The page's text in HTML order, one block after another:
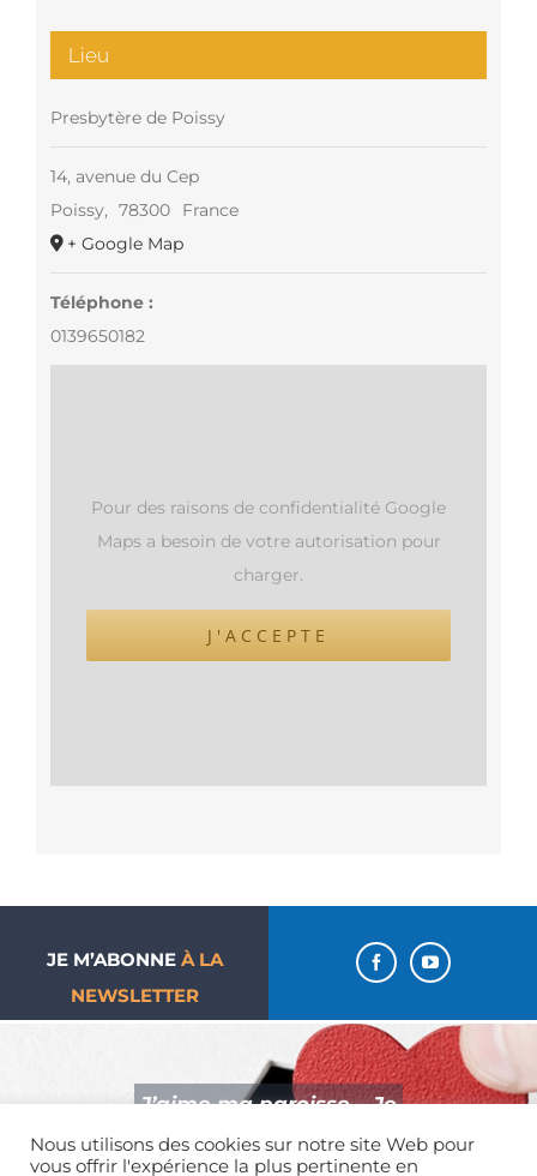
Lieu
Presbytère de Poissy
14, avenue du Cep
Poissy, 78300
France
+ Google Map
Téléphone :
0139650182
Pour des raisons de confidentialité Google
Maps a besoin de votre autorisation pour
charger.
J'ACCEPTE
JE M’ABONNE À LA
NEWSLETTER
J’aime ma paroisse… Je
donne !
Nous utilisons des cookies sur notre site Web pour
vous offrir l'expérience la plus pertinente en